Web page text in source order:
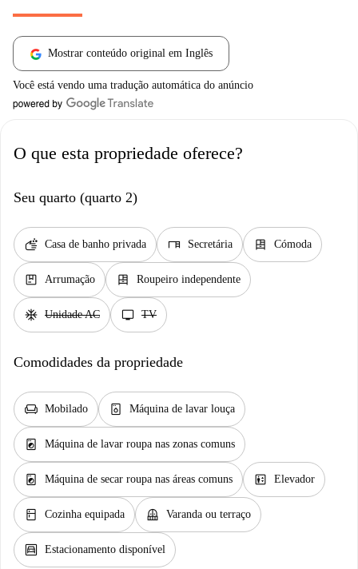
Mostrar conteúdo original em Inglês
Você está vendo uma tradução automática do anúncio
O que esta propriedade oferece?
Seu quarto (quarto 2)
soap Casa de banho privada desk Secretária dresser Cómoda
package Arrumação dresser Roupeiro independente
ac_unit Unidade AC tv TV
Comodidades da propriedade
chair Mobilado dishwasher_gen Máquina de lavar louça
local_laundry_service Máquina de lavar roupa nas zonas comuns
local_laundry_service Máquina de secar roupa nas áreas comuns elevator Elevador
kitchen Cozinha equipada balcony Varanda ou terraço
garage Estacionamento disponível